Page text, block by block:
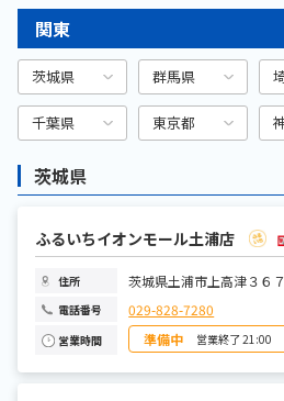
火曜日
金曜日
土曜日
関東
茨城県 群馬県
千葉県 東京都
茨城県
ふるいちイオンモール土浦店
住所 茨城県土浦市上高津３６
電話番号 029-828-7280
営業時間 準備中 営業終了 21:00
日曜日